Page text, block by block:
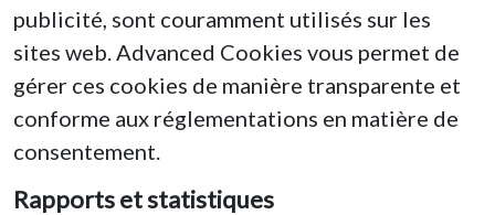
publicité, sont couramment utilisés sur les
sites web. Advanced Cookies vous permet de
gérer ces cookies de manière transparente et
conforme aux réglementations en matière de
consentement.
Rapports et statistiques